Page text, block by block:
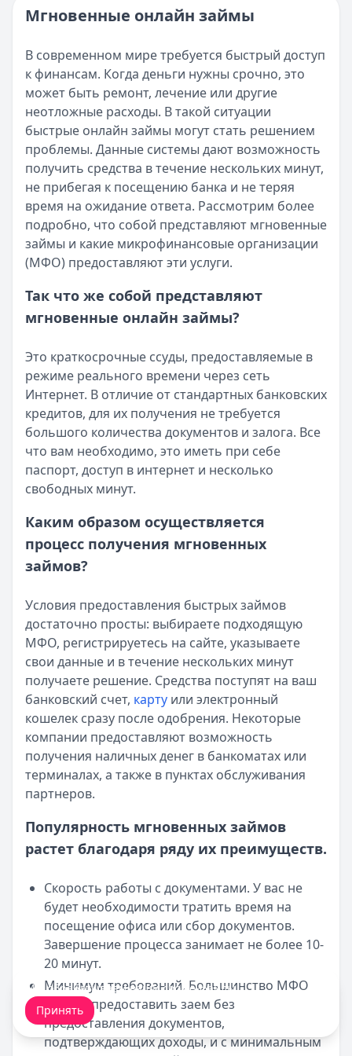
Категория:МФО и микрозаймы
Все статьи
Возврат переплаты в «Займере»: актуальная
Опубликовано:5 декабря 2025 г.
Категория:МФО
Читать новость
Срочный микрозайм 15 000 ₽ на карту: свежая
Кратко:Нужны 15 000 рублей на карту прямо сегодня?
Опубликовано:5 декабря 2025 г.
Категория:МФО
Читать новость
Рекордный рост доли клиентов МФО с iPhone: что
Кратко:В III квартале 2025 года владельцы iPhone
Опубликовано:5 декабря 2025 г.
Категория:МФО
57 сервисов микрозаймов через Госуслуги: где
Кратко:Авторизация через Госуслуги ускоряет
Категория:МФО
Читать новость
Смс о «одобренном займе» от Bigmani Ru: как
Кратко:Пришло СМС об одобрении займа от Bigmani
Опубликовано:23 ноября 2025 г.
Категория:МФО
Читать новость
Все новости
Мгновенные онлайн займы
В современном мире требуется быстрый доступ
к финансам. Когда деньги нужны срочно, это
может быть ремонт, лечение или другие
неотложные расходы. В такой ситуации
быстрые онлайн займы могут стать решением
проблемы. Данные системы дают возможность
получить средства в течение нескольких минут,
не прибегая к посещению банка и не теряя
время на ожидание ответа. Рассмотрим более
подробно, что собой представляют мгновенные
займы и какие микрофинансовые организации
(МФО) предоставляют эти услуги.
Так что же собой представляют
мгновенные онлайн займы?
Это краткосрочные ссуды, предоставляемые в
режиме реального времени через сеть
Интернет. В отличие от стандартных банковских
кредитов, для их получения не требуется
большого количества документов и залога. Все
что вам необходимо, это иметь при себе
паспорт, доступ в интернет и несколько
свободных минут.
Каким образом осуществляется
процесс получения мгновенных
займов?
Условия предоставления быстрых займов
достаточно просты: выбираете подходящую
МФО, регистрируетесь на сайте, указываете
свои данные и в течение нескольких минут
получаете решение. Средства поступят на ваш
банковский счет, карту или электронный
кошелек сразу после одобрения. Некоторые
компании предоставляют возможность
получения наличных денег в банкоматах или
терминалах, а также в пунктах обслуживания
партнеров.
Популярность мгновенных займов
растет благодаря ряду их преимуществ.
Скорость работы с документами. У вас не
будет необходимости тратить время на
посещение офиса или сбор документов.
Завершение процесса занимает не более 10-
20 минут.
Минимум требований. Большинство МФО
готовы предоставить заем без
предоставления документов,
подтверждающих доходы, и с минимальным
Мы обрабатываем ваши cookie-файлы.
Принять